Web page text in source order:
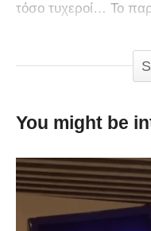
τόσο τυχεροί… Το
Στην αρχή βλέπουμε
και μας
και στη συνέχεια,
προσπαθούν να
διαπρέπουν, ενώ οι
έναν λόγο να
You might be